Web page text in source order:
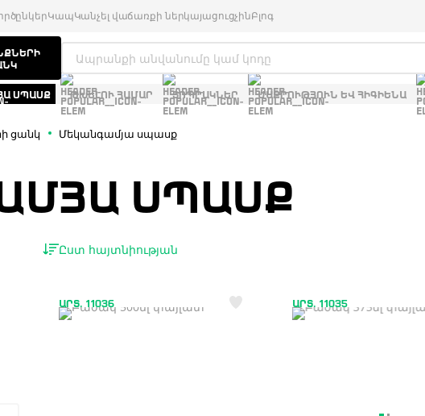
ԿապԿանչել վաճառքի ներկայացուցչինԲլոգ
ՍՊԱՍՔ ԹԽԵԼՈՒ ՀԱՄԱՐ ՏՈՊՐԱԿՆԵՐ ՄԱՔՐՈՒԹՅՈՒՆ ԵՎ ՀԻԳԻԵՆԱ
ցանկ Մեկանգամյա սպասք
ՍՊԱՍՔ
Ըստ հայտնիության
ԱՐՏ. 11036 ԱՐՏ. 11035